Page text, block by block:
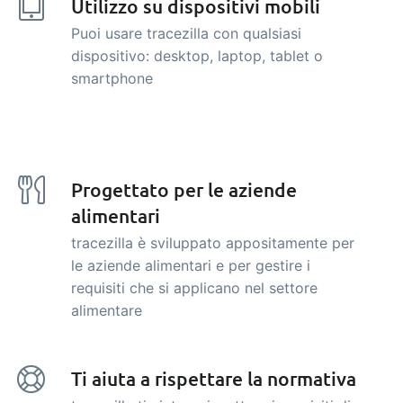
Utilizzo su dispositivi mobili
Puoi usare tracezilla con qualsiasi
dispositivo: desktop, laptop, tablet o
smartphone
Progettato per le aziende
alimentari
tracezilla è sviluppato appositamente per
le aziende alimentari e per gestire i
requisiti che si applicano nel settore
alimentare
Ti aiuta a rispettare la normativa